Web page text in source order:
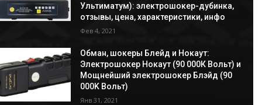
Ультиматум): электрошокер-дубинка,
отзывы, цена, характеристики, инфо
Фев 4, 2021
Обман, шокеры Блейд и Нокаут:
Электрошокер Нокаут (90 000К Вольт) и
Мощнейший электрошокер Блэйд (90
000K Вольт)
Янв 31, 2021